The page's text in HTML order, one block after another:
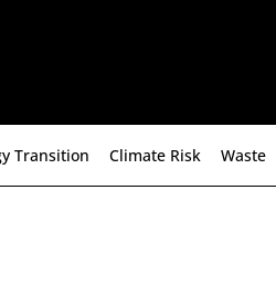
Transition Climate Risk Waste